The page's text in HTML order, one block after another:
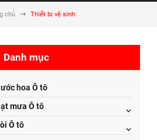
chủ Thiết bị vệ sinh
Danh mục
hoa Ô tô
mưa Ô tô
Ô tô